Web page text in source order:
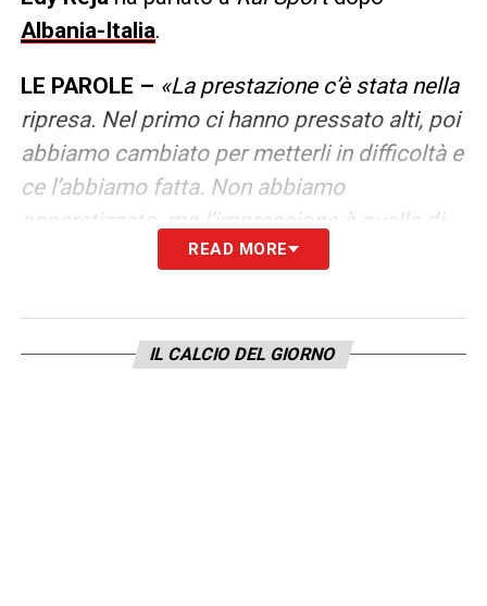
Albania-Italia.
LE PAROLE – «La prestazione c’è stata nella
ripresa. Nel primo ci hanno pressato alti, poi
abbiamo cambiato per metterli in difficoltà e
ce l’abbiamo fatta. Non abbiamo
concretizzato, ma l’impressione è quella di
aver visto una buona gara. Futuro? C’è il
bene dell’Albania».
READ MORE
IL CALCIO DEL GIORNO